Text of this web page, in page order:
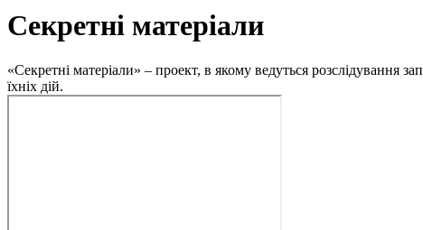
Секретні матеріали
«Секретні матеріали» – проект, в якому ведуться розслідування
їхніх дій.